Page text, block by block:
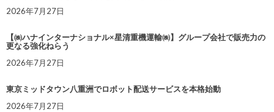
2026年7月27日
【㈱ハナインターナショナル×星清重機運輸㈱】グループ会社で販売力の
更なる強化ねらう
2026年7月27日
東京ミッドタウン八重洲でロボット配送サービスを本格始動
2026年7月27日